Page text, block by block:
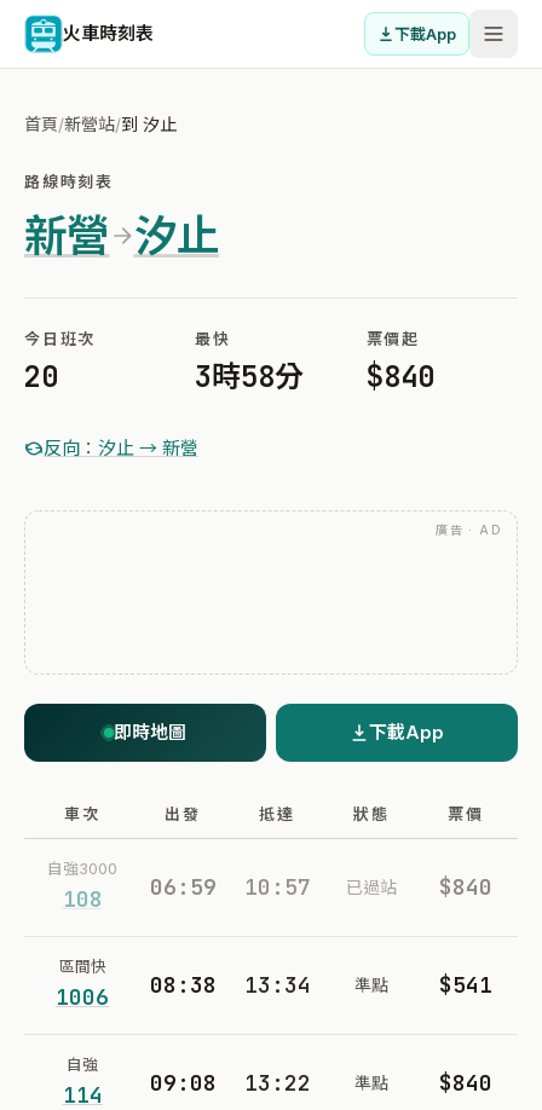
火車時刻表 下載App
首頁/新營站/到 汐止
路線時刻表
新營 汐止
今日班次
20
最快
3時58分
票價起
$840
反向：汐止 → 新營
廣告 · AD
即時地圖 下載App
車次 出發 抵達 狀態 票價
自強3000
108 06:59 10:57 已過站 $840
區間快
1006 08:38 13:34 準點 $541
自強
114 09:08 13:22 準點 $840